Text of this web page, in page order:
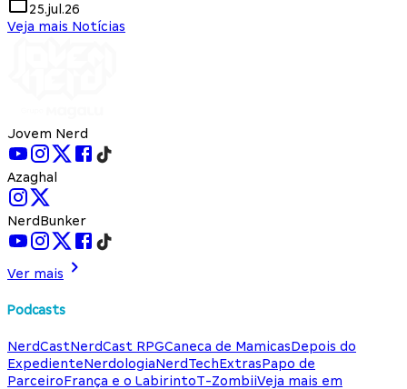
25.jul.26
Veja mais Notícias
Jovem Nerd
Azaghal
NerdBunker
Ver mais
Podcasts
NerdCastNerdCast RPGCaneca de MamicasDepois do
ExpedienteNerdologiaNerdTechExtrasPapo de
ParceiroFrança e o LabirintoT-ZombiiVeja mais em